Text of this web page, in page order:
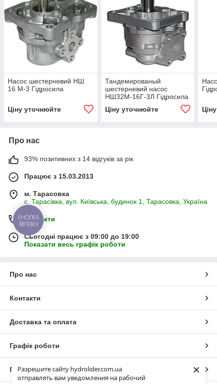
Разрешите сайту hydrolider.com.ua
отправлять вам уведомления на рабочий
×
Насос шестерневий НШ
16 М-3 Гідросила
Ціну уточнюйте
Тандемированый
шестерневий насос
НШ32М-16Г-3Л Гідросила
Ціну уточнюйте
Про нас
93% позитивних з 14 відгуків за рік
Працює з 15.03.2013
м. Тарасовка
с. Тарасівка, вул. Київська, будинок 1, Тарасовка, Україна
Контакти
Сьогодні працює з 09:00 до 19:00
Показати весь графік роботи
Про нас
Контакти
Доставка та оплата
Графік роботи
Повна версія сайту
КНОПКА
ЗВ'ЯЗКУ